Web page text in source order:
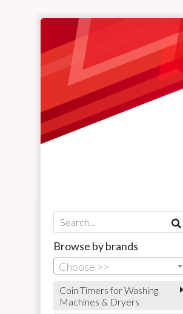
Browse by brands
Choose >>
Coin Timers for Washing
Machines & Dryers